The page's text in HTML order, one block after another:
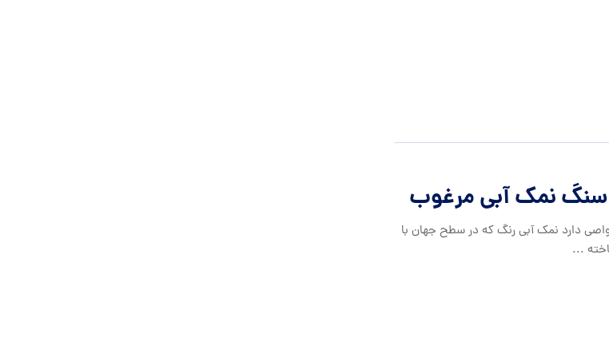
نمک آبی مرغوب
دارد نمک آبی رنگ که در سطح جهان با